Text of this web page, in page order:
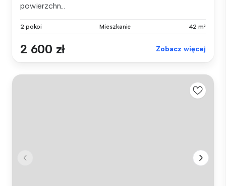
powierzchn...
2 pokoi Mieszkanie 42 m²
2 600 zł Zobacz więcej